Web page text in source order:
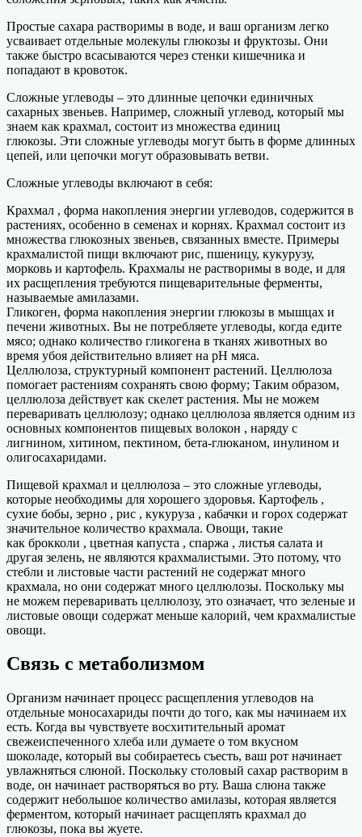
Простые сахара растворимы в воде, и ваш организм легко
усваивает отдельные молекулы глюкозы и фруктозы. Они
также быстро всасываются через стенки кишечника и
попадают в кровоток.
Сложные углеводы – это длинные цепочки единичных
сахарных звеньев. Например, сложный углевод, который мы
знаем как крахмал, состоит из множества единиц
глюкозы. Эти сложные углеводы могут быть в форме длинных
цепей, или цепочки могут образовывать ветви.
Сложные углеводы включают в себя:
Крахмал , форма накопления энергии углеводов, содержится в
растениях, особенно в семенах и корнях. Крахмал состоит из
множества глюкозных звеньев, связанных вместе. Примеры
крахмалистой пищи включают рис, пшеницу, кукурузу,
морковь и картофель. Крахмалы не растворимы в воде, и для
их расщепления требуются пищеварительные ферменты,
называемые амилазами.
Гликоген, форма накопления энергии глюкозы в мышцах и
печени животных. Вы не потребляете углеводы, когда едите
мясо; однако количество гликогена в тканях животных во
время убоя действительно влияет на рН мяса.
Целлюлоза, структурный компонент растений. Целлюлоза
помогает растениям сохранять свою форму; Таким образом,
целлюлоза действует как скелет растения. Мы не можем
переваривать целлюлозу; однако целлюлоза является одним из
основных компонентов пищевых волокон , наряду с
лигнином, хитином, пектином, бета-глюканом, инулином и
олигосахаридами.
Пищевой крахмал и целлюлоза – это сложные углеводы,
которые необходимы для хорошего здоровья. Картофель ,
сухие бобы, зерно , рис , кукуруза , кабачки и горох содержат
значительное количество крахмала. Овощи, такие
как брокколи , цветная капуста , спаржа , листья салата и
другая зелень, не являются крахмалистыми. Это потому, что
стебли и листовые части растений не содержат много
крахмала, но они содержат много целлюлозы. Поскольку мы
не можем переваривать целлюлозу, это означает, что зеленые и
листовые овощи содержат меньше калорий, чем крахмалистые
овощи.
Связь с метаболизмом
Организм начинает процесс расщепления углеводов на
отдельные моносахариды почти до того, как мы начинаем их
есть. Когда вы чувствуете восхитительный аромат
свежеиспеченного хлеба или думаете о том вкусном
шоколаде, который вы собираетесь съесть, ваш рот начинает
увлажняться слюной. Поскольку столовый сахар растворим в
воде, он начинает растворяться во рту. Ваша слюна также
содержит небольшое количество амилазы, которая является
ферментом, который начинает расщеплять крахмал до
глюкозы, пока вы жуете.